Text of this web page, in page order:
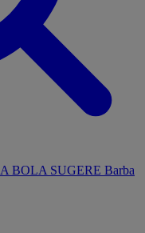
A BOLA SUGERE Barba